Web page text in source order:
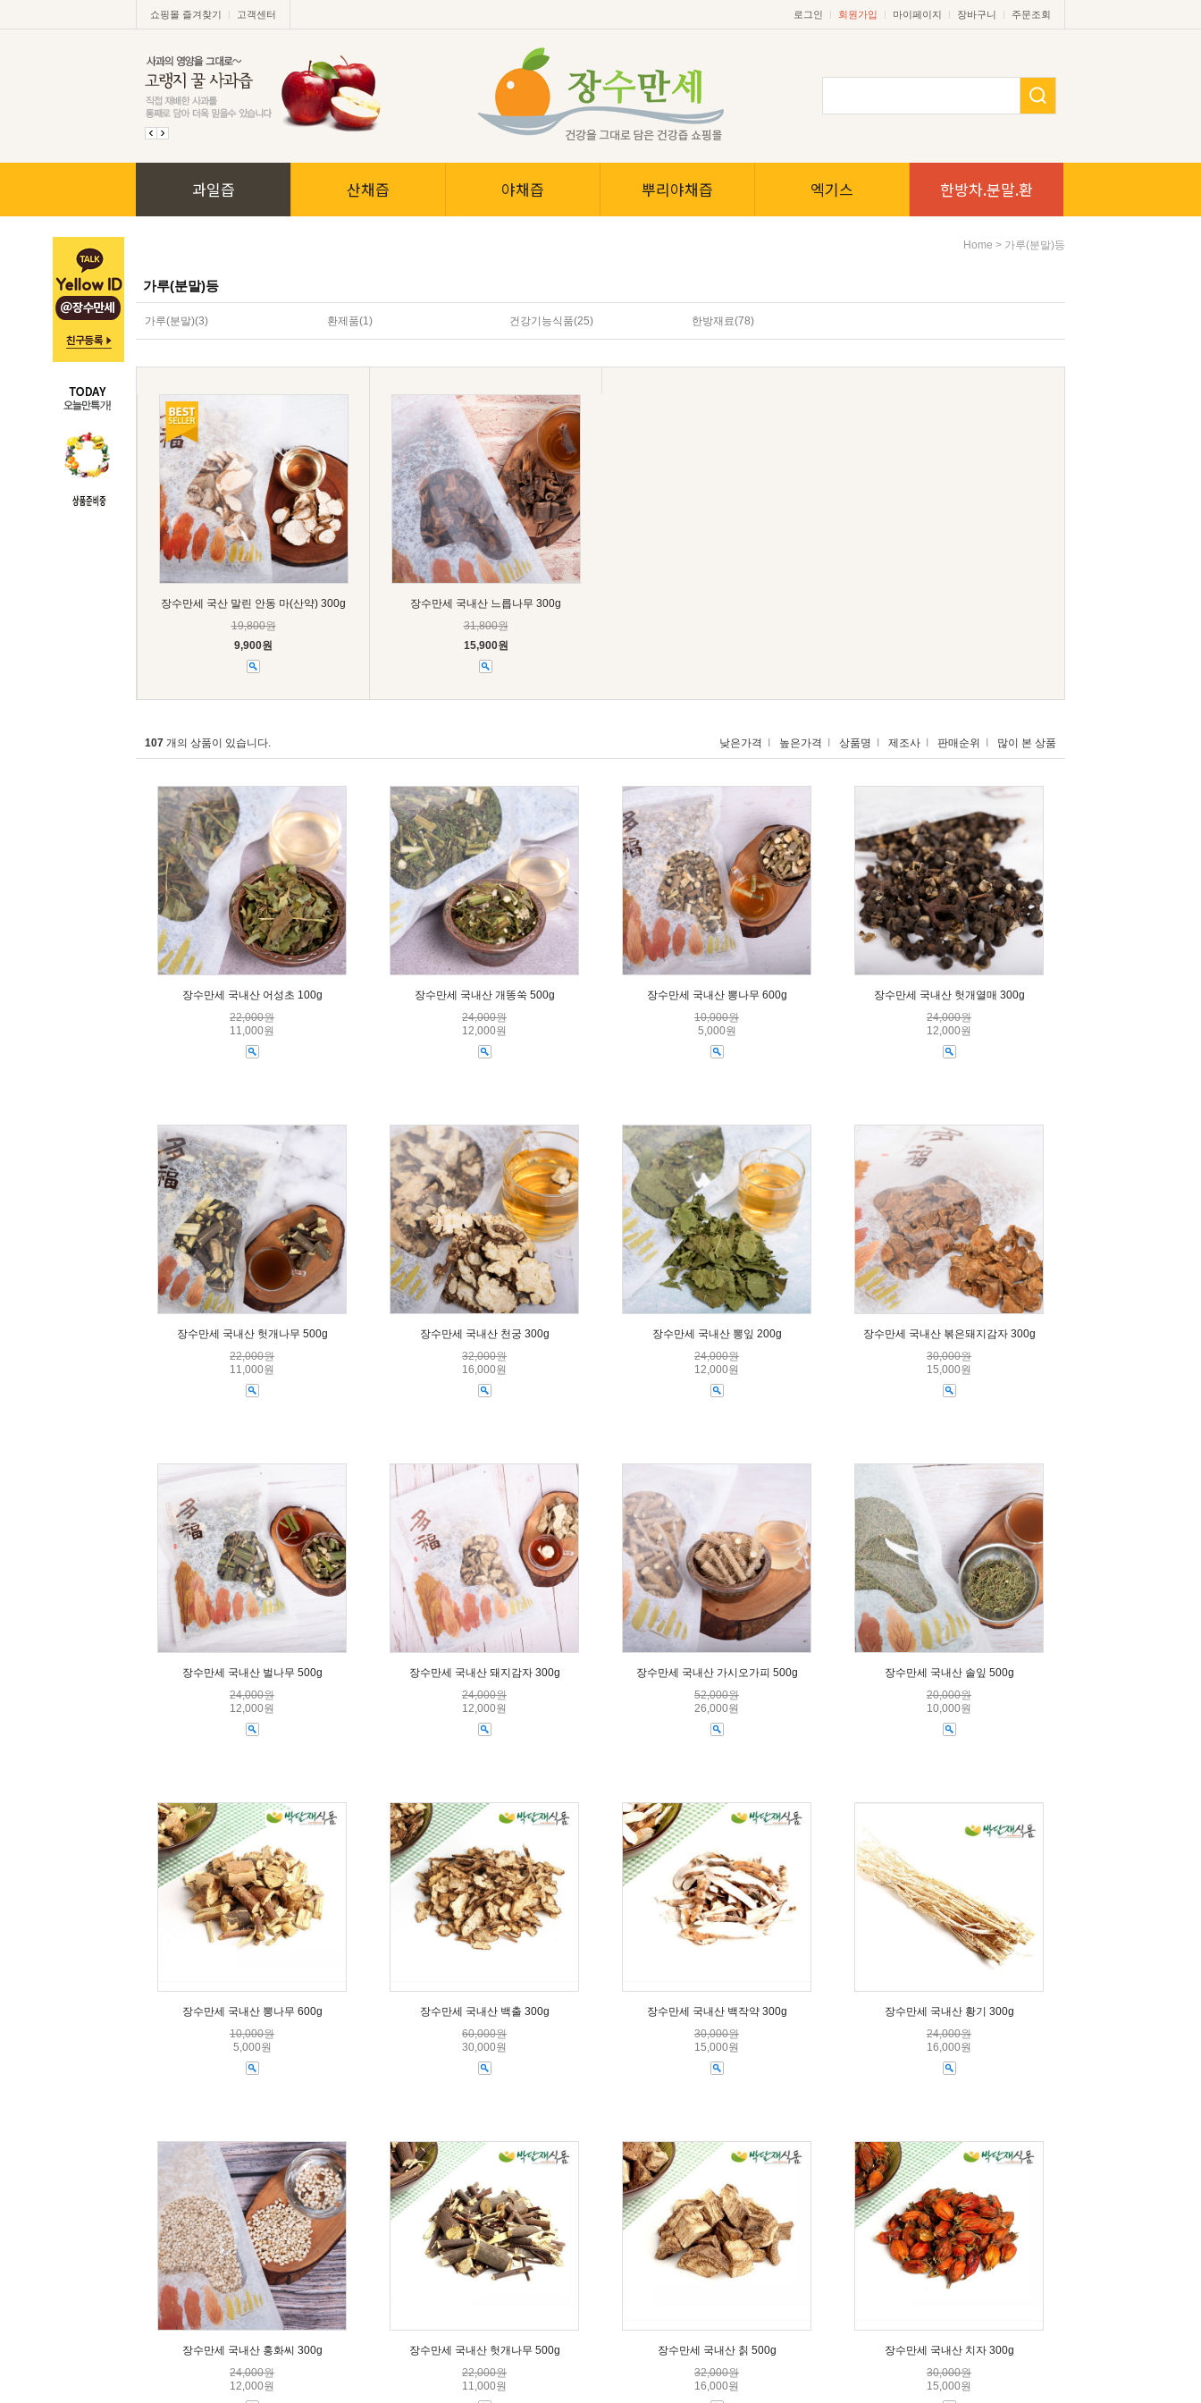
쇼핑몰 즐겨찾기 | 고객센터 로그인 | 회원가입 | 마이페이지 | 장바구니 | 주문조회
과일즙 산채즙 야채즙 뿌리야채즙 엑기스 한방차.분말.환
Home > 가루(분말)등
가루(분말)등
가루(분말)(3) 환제품(1) 건강기능식품(25) 한방재료(78)
장수만세 국산 말린 안동 마(산약) 300g
19,800원
9,900원
장수만세 국내산 느릅나무 300g
31,800원
15,900원
107 개의 상품이 있습니다. 낮은가격 높은가격 상품명 제조사 판매순위 많이 본 상품
장수만세 국내산 어성초 100g
22,000원
11,000원
장수만세 국내산 개똥쑥 500g
24,000원
12,000원
장수만세 국내산 뽕나무 600g
10,000원
5,000원
장수만세 국내산 헛개열매 300g
24,000원
12,000원
장수만세 국내산 헛개나무 500g
22,000원
11,000원
장수만세 국내산 천궁 300g
32,000원
16,000원
장수만세 국내산 뽕잎 200g
24,000원
12,000원
장수만세 국내산 볶은돼지감자 300g
30,000원
15,000원
장수만세 국내산 벌나무 500g
24,000원
12,000원
장수만세 국내산 돼지감자 300g
24,000원
12,000원
장수만세 국내산 가시오가피 500g
52,000원
26,000원
장수만세 국내산 솔잎 500g
20,000원
10,000원
장수만세 국내산 뽕나무 600g
10,000원
5,000원
장수만세 국내산 백출 300g
60,000원
30,000원
장수만세 국내산 백작약 300g
30,000원
15,000원
장수만세 국내산 황기 300g
24,000원
16,000원
장수만세 국내산 홍화씨 300g
24,000원
12,000원
장수만세 국내산 헛개나무 500g
22,000원
11,000원
장수만세 국내산 칡 500g
32,000원
16,000원
장수만세 국내산 치자 300g
30,000원
15,000원